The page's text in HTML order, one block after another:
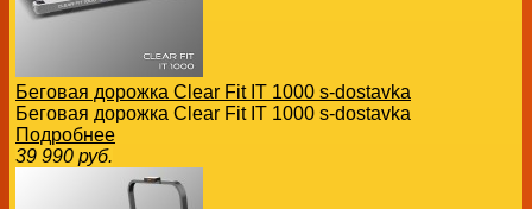
Беговая дорожка Clear Fit IT 1000 s-dostavka
Беговая дорожка Clear Fit IT 1000 s-dostavka
Подробнее
39 990 руб.